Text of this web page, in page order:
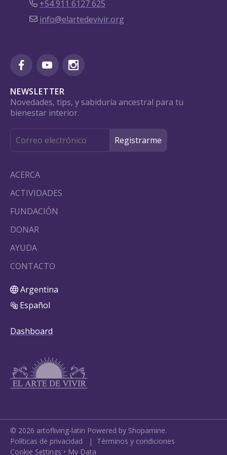
+54 911 6127 625
info@elartedevivir.org
NEWSLETTER
Novedades, tips, y sabiduría ancestral para tu
bienestar interior.
ACERCA
ACTIVIDADES
FUNDACIÓN
DONAR
AYUDA
CONTACTO
Argentina
Español
Dashboard
© 2026 artofliving-latin Powered by Shopamine.
Políticas de privacidad | Términos y condiciones
Cookie Settings • My Data